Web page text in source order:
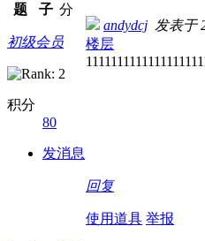
题
子 分
初级会员
积分
80
发消息
andydcj 发表于
楼层
回复
使用道具 举报